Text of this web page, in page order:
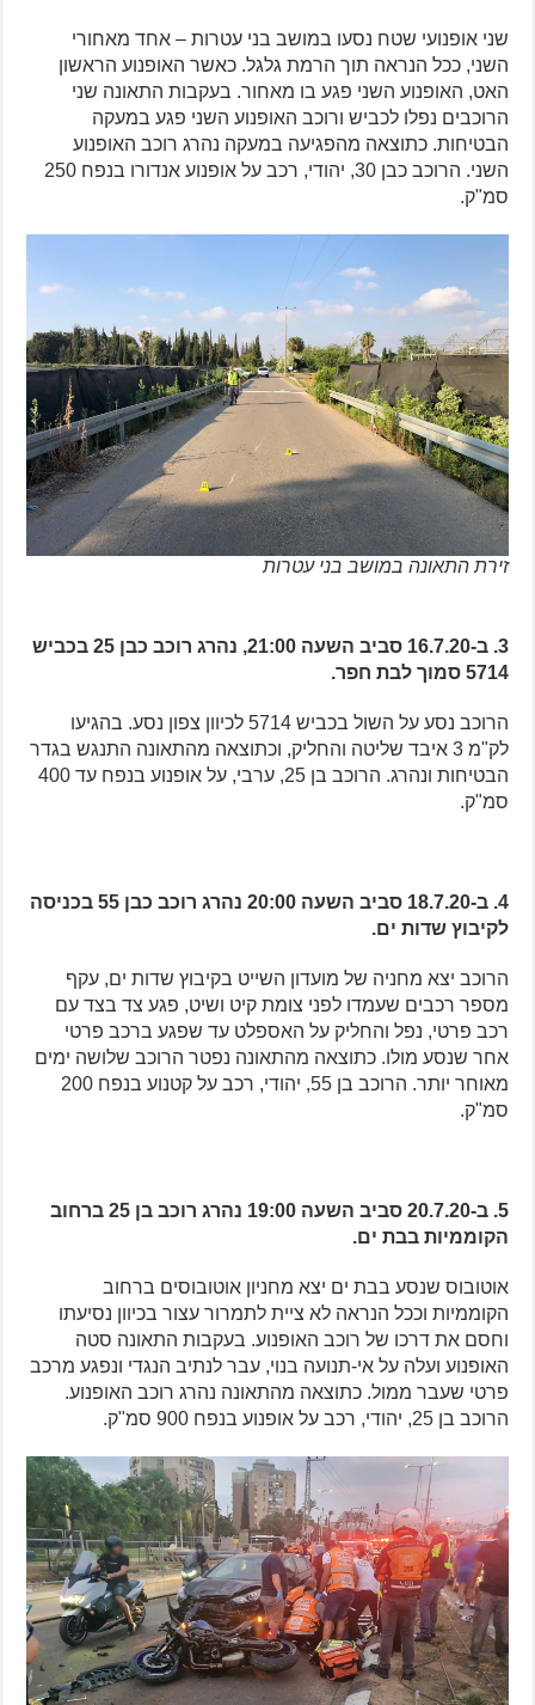
שני אופנועי שטח נסעו במושב בני עטרות – אחד מאחורי
השני, ככל הנראה תוך הרמת גלגל. כאשר האופנוע הראשון
האט, האופנוע השני פגע בו מאחור. בעקבות התאונה שני
הרוכבים נפלו לכביש ורוכב האופנוע השני פגע במעקה
הבטיחות. כתוצאה מהפגיעה במעקה נהרג רוכב האופנוע
השני. הרוכב כבן 30, יהודי, רכב על אופנוע אנדורו בנפח 250
סמ"ק.
זירת התאונה במושב בני עטרות
3. ב-16.7.20 סביב השעה 21:00, נהרג רוכב כבן 25 בכביש
5714 סמוך לבת חפר.
הרוכב נסע על השול בכביש 5714 לכיוון צפון נסע. בהגיעו
לק"מ 3 איבד שליטה והחליק, וכתוצאה מהתאונה התנגש בגדר
הבטיחות ונהרג. הרוכב בן 25, ערבי, על אופנוע בנפח עד 400
סמ"ק.
4. ב-18.7.20 סביב השעה 20:00 נהרג רוכב כבן 55 בכניסה
לקיבוץ שדות ים.
הרוכב יצא מחניה של מועדון השייט בקיבוץ שדות ים, עקף
מספר רכבים שעמדו לפני צומת קיט ושיט, פגע צד בצד עם
רכב פרטי, נפל והחליק על האספלט עד שפגע ברכב פרטי
אחר שנסע מולו. כתוצאה מהתאונה נפטר הרוכב שלושה ימים
מאוחר יותר. הרוכב בן 55, יהודי, רכב על קטנוע בנפח 200
סמ"ק.
5. ב-20.7.20 סביב השעה 19:00 נהרג רוכב בן 25 ברחוב
הקוממיות בבת ים.
אוטובוס שנסע בבת ים יצא מחניון אוטובוסים ברחוב
הקוממיות וככל הנראה לא ציית לתמרור עצור בכיוון נסיעתו
וחסם את דרכו של רוכב האופנוע. בעקבות התאונה סטה
האופנוע ועלה על אי-תנועה בנוי, עבר לנתיב הנגדי ונפגע מרכב
פרטי שעבר ממול. כתוצאה מהתאונה נהרג רוכב האופנוע.
הרוכב בן 25, יהודי, רכב על אופנוע בנפח 900 סמ"ק.